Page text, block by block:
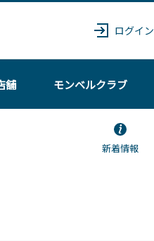
ログイン
舗 モンベルクラブ
新着情報